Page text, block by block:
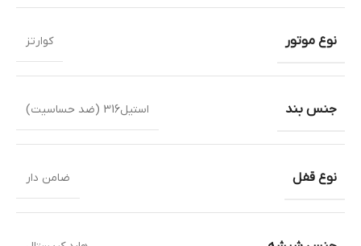
نوع موتور کوارتز
جنس بند استیل316 (ضد حساسیت)
نوع قفل ضامن دار